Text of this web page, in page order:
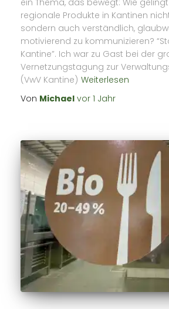
regionale Produkte in Kantinen
sondern auch verständlich,
motivierend zu kommunizieren?
Kantine”. Ich war zu Gast bei der
Vernetzungstagung zur
(VwV Kantine) Weiterlesen
Von Michael vor 1 Jahr